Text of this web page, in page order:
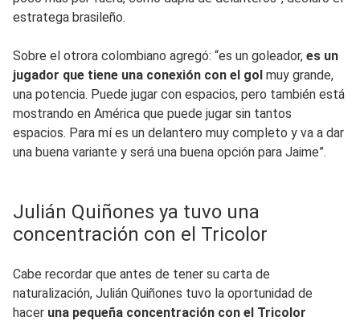
estratega brasileño.
Sobre el otrora colombiano agregó: “es un goleador, es un
jugador que tiene una conexión con el gol muy grande,
una potencia. Puede jugar con espacios, pero también está
mostrando en América que puede jugar sin tantos
espacios. Para mí es un delantero muy completo y va a dar
una buena variante y será una buena opción para Jaime”.
Julián Quiñones ya tuvo una
concentración con el Tricolor
Cabe recordar que antes de tener su carta de
naturalización, Julián Quiñones tuvo la oportunidad de
hacer una pequeña concentración con el Tricolor